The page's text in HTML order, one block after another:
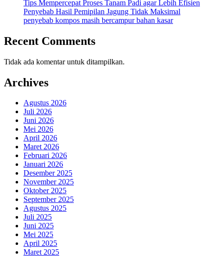
Tips Mempercepat Proses Tanam Padi agar Lebih Efisien
Penyebab Hasil Pemipilan Jagung Tidak Maksimal
penyebab kompos masih bercampur bahan kasar
Recent Comments
Tidak ada komentar untuk ditampilkan.
Archives
Agustus 2026
Juli 2026
Juni 2026
Mei 2026
April 2026
Maret 2026
Februari 2026
Januari 2026
Desember 2025
November 2025
Oktober 2025
September 2025
Agustus 2025
Juli 2025
Juni 2025
Mei 2025
April 2025
Maret 2025